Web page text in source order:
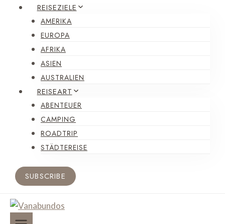
REISEZIELE
AMERIKA
EUROPA
AFRIKA
ASIEN
AUSTRALIEN
REISEART
ABENTEUER
CAMPING
ROADTRIP
STÄDTEREISE
SUBSCRIBE